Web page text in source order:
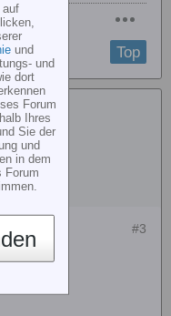
Top
#3
auf
und
und
dort
Forum
Ihres
Sie der
und
in dem
Forum